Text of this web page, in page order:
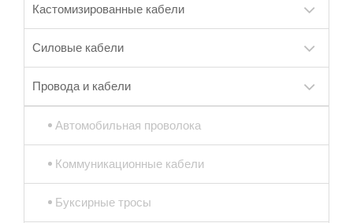
Кастомизированные кабели
Силовые кабели
Провода и кабели
Автомобильная проволока
Коммуникационные кабели
Буксирные тросы